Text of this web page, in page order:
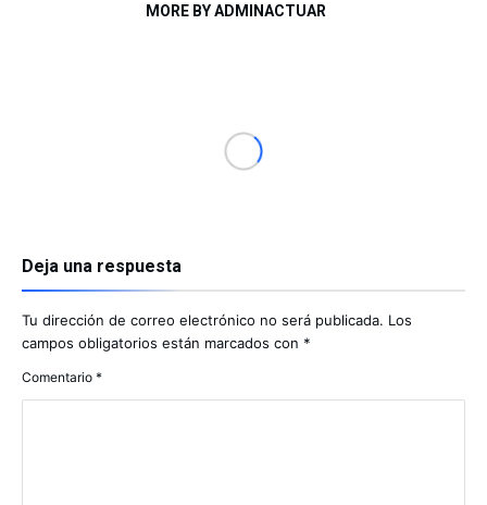
MORE BY ADMINACTUAR
Deja una respuesta
Tu dirección de correo electrónico no será publicada. Los
campos obligatorios están marcados con *
Comentario *